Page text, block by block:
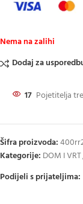
Nema na zalihi
Dodaj za
17 Pojetitelja
Šifra proizvoda:
Kategorije: DOM I VRT
Podijeli s prijateljima: